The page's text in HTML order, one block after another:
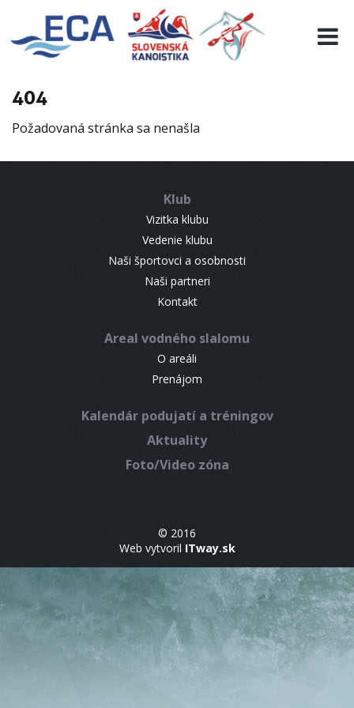
404
Požadovaná stránka sa nenašla
Klub
Vizitka klubu
Vedenie klubu
Naši športovci a osobnosti
Naši partneri
Kontakt
Areal vodného slalomu
O areáli
Prenájom
Kalendár podujatí a tréningov
Aktuality
Foto/Video zóna
© 2016
Web vytvoril ITway.sk
EURO 19
INFO
RESULTS
CONTACT